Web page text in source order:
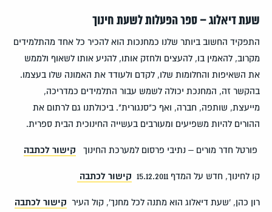
שעת דיאלוג – ספר הפעלות לשעת חינוך
התפקיד החשוב ביותר שלנו כמחנכות הוא להכיר כל אחד מהתלמידים
מקרוב, להאמין בו, להעצים ולחזק אותו, להניע אותו לשאוף ולממש
את השאיפות והחלומות שלו, לקדם ולעודד את האמונה שלו בעצמו.
בהקשר זה, המחנכת יכולה לשמש עבור התלמידים כמדריכה,
מייעצת, שותפה, חברה, ואף כ"סנגורית". ביכולתנו גם לרתום את
ההורים להיות משפיעים ומעורבים בעשייה החינוכית הבית ספרית.
פורטל חדר מורים – נתיבי פרסום למערכת החינוך קישור לכתבה
קו לחינוך, חדש על המדף 15.12.2011 קישור לכתבה
רון כהן, 'שעת דיאלוג הוא מתנה לכל מחנך', קול העיר קישור לכתבה